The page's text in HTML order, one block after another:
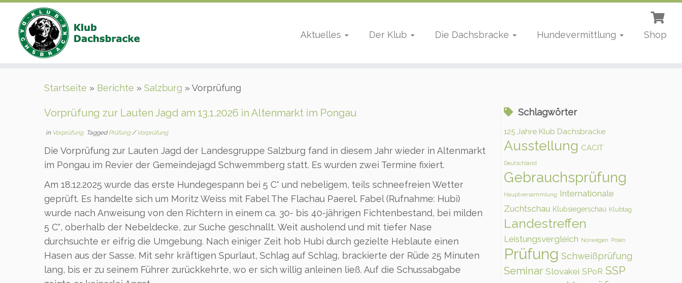
Aktuelles Der Klub Die Dachsbracke Hundevermittlung Shop
Startseite » Berichte » Salzburg »Vorprüfung
Vorprüfung zur Lauten Jagd am 13.1.2026 in Altenmarkt im Pongau
in Vorprüfung TaggedPrüfung/ Vorprüfung
Die Vorprüfung zur Lauten Jagd der Landesgruppe Salzburg fand in diesem Jahr wieder in Altenmarkt
im Pongau im Revier der Gemeindejagd Schwemmberg statt. Es wurden zwei Termine fixiert.
Am 18.12.2025 wurde das erste Hundegespann bei 5 C° und nebeligem, teils schneefreien Wetter
geprüft. Es handelte sich um Moritz Weiss mit Fabel The Flachau Paerel. Fabel (Rufnahme: Hubi)
wurde nach Anweisung von den Richtern in einem ca. 30- bis 40-jährigen Fichtenbestand, bei milden
5 C°, oberhalb der Nebeldecke, zur Suche geschnallt. Weit ausholend und mit tiefer Nase
durchsuchte er eifrig die Umgebung. Nach einiger Zeit hob Hubi durch gezielte Heblaute einen
Hasen aus der Sasse. Mit sehr kräftigen Spurlaut, Schlag auf Schlag, brackierte der Rüde 25 Minuten
lang, bis er zu seinem Führer zurückkehrte, wo er sich willig anleinen ließ. Auf die Schussabgabe
Schlagwörter
125 Jahre Klub Dachsbracke
Ausstellung CACIT
Deutschland
Gebrauchsprüfung
Hauptversammlung Internationale
Zuchtschau Klubsiegerschau Klubtag
Landestreffen
Leistungsvergleich Norwegen Polen
Prüfung Schweißprüfung
Seminar Slovakei SPoR SSP